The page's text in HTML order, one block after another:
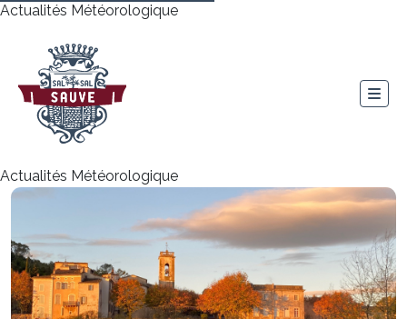
Actualités Météorologique
Actualités Météorologique